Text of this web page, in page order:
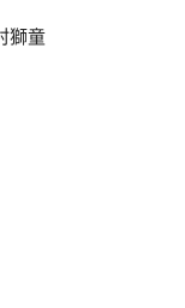
獅童